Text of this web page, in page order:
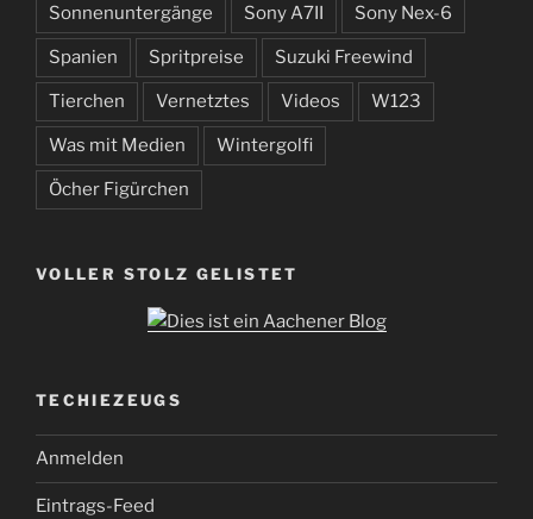
Sonnenuntergänge Sony A7II Sony Nex-6
Spanien Spritpreise Suzuki Freewind
Tierchen Vernetztes Videos W123
Was mit Medien Wintergolfi
Öcher Figürchen
VOLLER STOLZ GELISTET
TECHIEZEUGS
Anmelden
Eintrags-Feed